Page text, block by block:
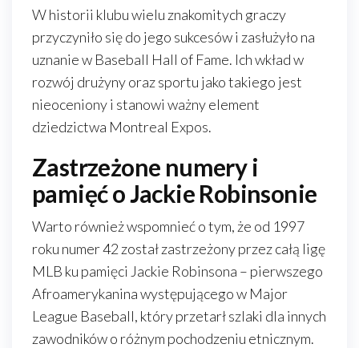
W historii klubu wielu znakomitych graczy
przyczyniło się do jego sukcesów i zasłużyło na
uznanie w Baseball Hall of Fame. Ich wkład w
rozwój drużyny oraz sportu jako takiego jest
nieoceniony i stanowi ważny element
dziedzictwa Montreal Expos.
Zastrzeżone numery i
pamięć o Jackie Robinsonie
Warto również wspomnieć o tym, że od 1997
roku numer 42 został zastrzeżony przez całą ligę
MLB ku pamięci Jackie Robinsona – pierwszego
Afroamerykanina występującego w Major
League Baseball, który przetarł szlaki dla innych
zawodników o różnym pochodzeniu etnicznym.